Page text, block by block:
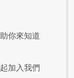
你來知道
加入我們